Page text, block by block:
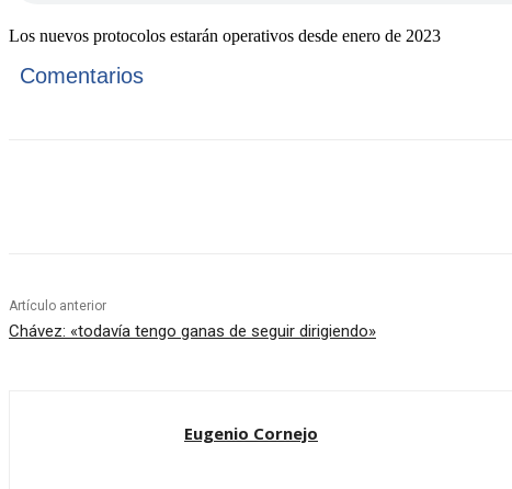
Los nuevos protocolos estarán operativos desde enero de 2023
Comentarios
Artículo anterior
Chávez: «todavía tengo ganas de seguir dirigiendo»
Eugenio Cornejo